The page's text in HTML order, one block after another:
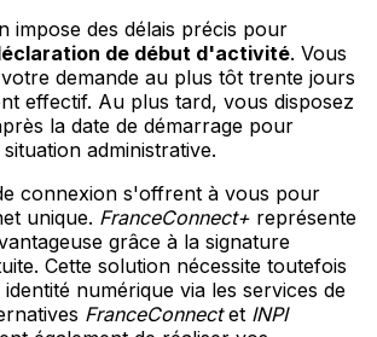
impose des délais précis pour
de début d'activité. Vous
demande au plus tôt trente jours
effectif. Au plus tard, vous disposez
la date de démarrage pour
administrative.
connexion s'offrent à vous pour
unique. FranceConnect+ représente
grâce à la signature
Cette solution nécessite toutefois
numérique via les services de
FranceConnectet INPI